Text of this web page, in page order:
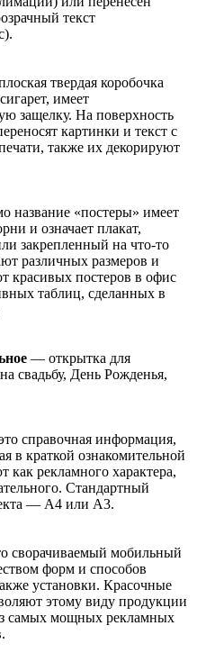
текст
твердая коробочка
имеет
защелку. На поверхность
картинки и текст с
также их декорируют
название «постеры» имеет
и означает плакат,
закрепленный на что-то
различных размеров и
красивых постеров в офис
таблиц, сделанных в
— открытка для
свадьбу, День Рожденья,
справочная информация,
в краткой ознакомительной
как рекламного характера,
Стандартный
— А4 или А3.
сворачиваемый мобильный
форм и способов
установки. Красочные
этому виду продукции
самых мощных рекламных